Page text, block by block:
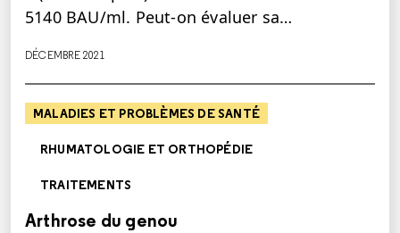
5140 BAU/ml. Peut-on évaluer sa…
DÉCEMBRE 2021
MALADIES ET PROBLÈMES DE SANTÉ
RHUMATOLOGIE ET ORTHOPÉDIE
TRAITEMENTS
Arthrose du genou